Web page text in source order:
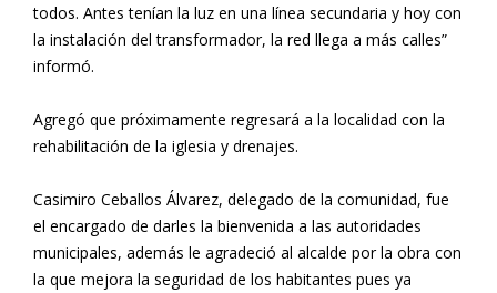
todos. Antes tenían la luz en una línea secundaria y hoy con
la instalación del transformador, la red llega a más calles”
informó.
Agregó que próximamente regresará a la localidad con la
rehabilitación de la iglesia y drenajes.
Casimiro Ceballos Álvarez, delegado de la comunidad, fue
el encargado de darles la bienvenida a las autoridades
municipales, además le agradeció al alcalde por la obra con
la que mejora la seguridad de los habitantes pues ya